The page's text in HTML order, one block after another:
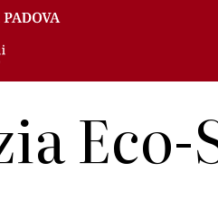
Eco-